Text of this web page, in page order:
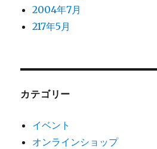
2004年7月
217年5月
カテゴリー
イベント
オンラインショップ